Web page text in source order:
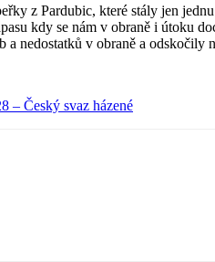
z Pardubic, které stály jen
kdy se nám v obraně i útoku
nedostatků v obraně a
– Český svaz házené